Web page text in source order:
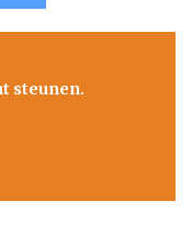
steunen.